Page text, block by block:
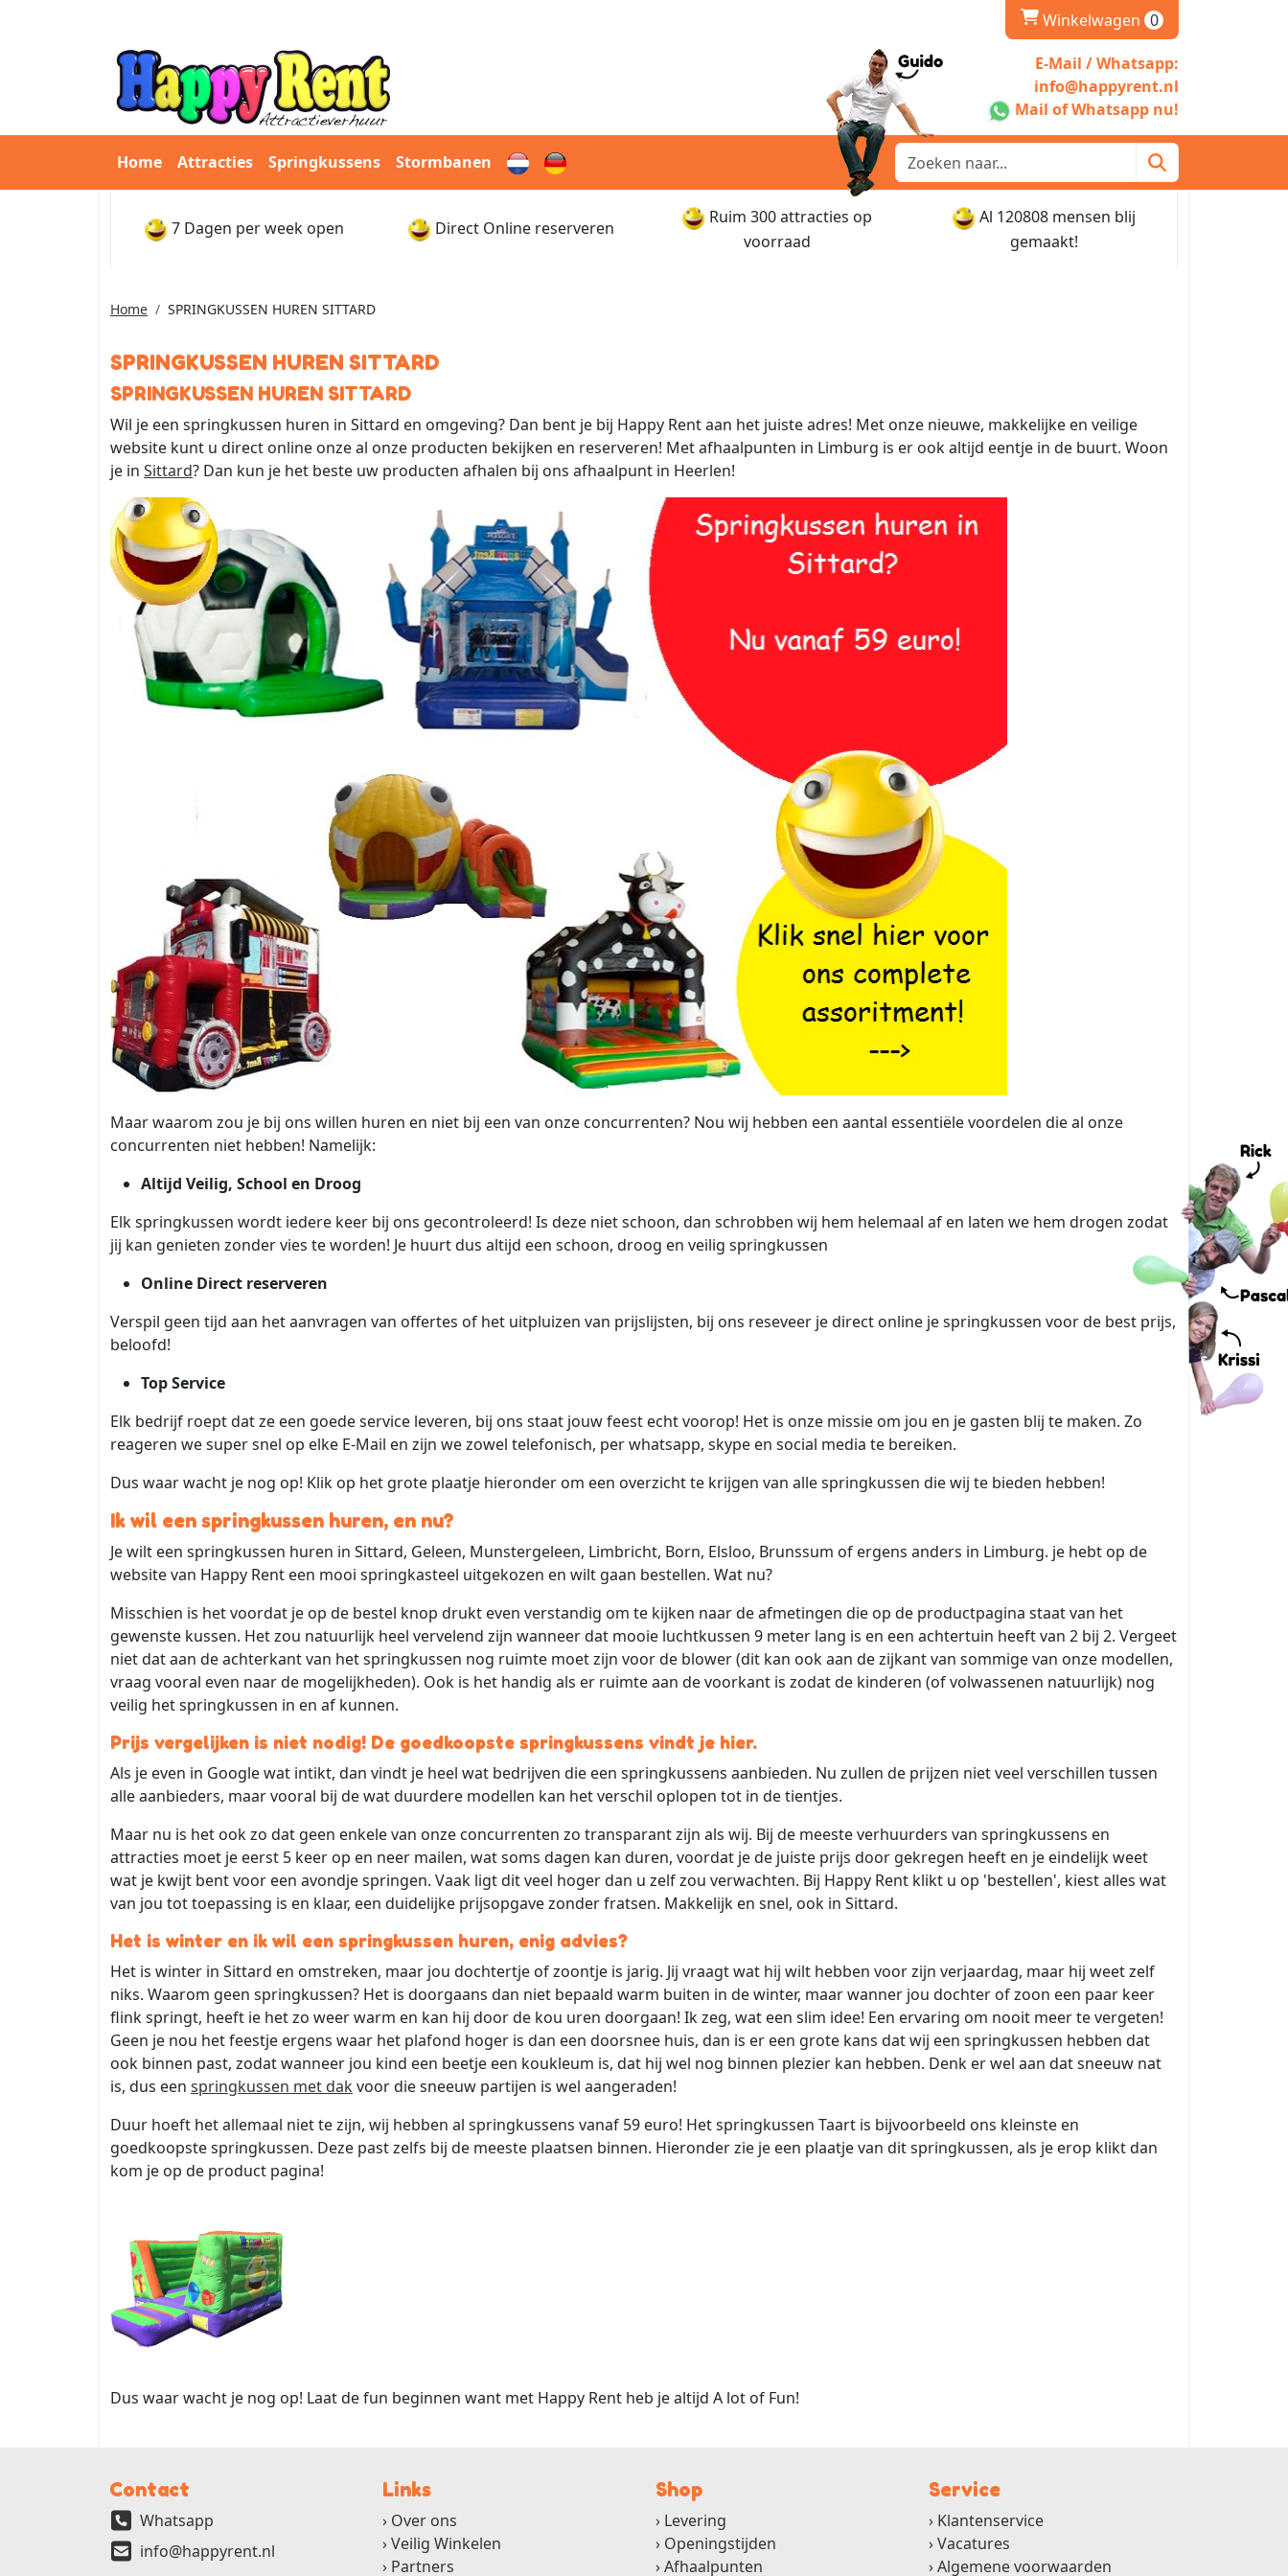
winkelwagen
Winkelwagen 0
E-Mail / Whatsapp:
info@happyrent.nl
Mail of Whatsapp nu!
Home Attracties Springkussens Stormbanen
7 Dagen per week open Direct Online reserveren
Ruim 300 attracties op
voorraad
Al 120808 mensen blij
gemaakt!
Home SPRINGKUSSEN HUREN SITTARD
SPRINGKUSSEN HUREN SITTARD
SPRINGKUSSEN HUREN SITTARD
Wil je een springkussen huren in Sittard en omgeving? Dan bent je bij Happy Rent aan het juiste adres! Met onze nieuwe, makkelijke en veilige
website kunt u direct online onze al onze producten bekijken en reserveren! Met afhaalpunten in Limburg is er ook altijd eentje in de buurt. Woon
je in Sittard? Dan kun je het beste uw producten afhalen bij ons afhaalpunt in Heerlen!
Maar waarom zou je bij ons willen huren en niet bij een van onze concurrenten? Nou wij hebben een aantal essentiële voordelen die al onze
concurrenten niet hebben! Namelijk:
Altijd Veilig, School en Droog
Elk springkussen wordt iedere keer bij ons gecontroleerd! Is deze niet schoon, dan schrobben wij hem helemaal af en laten we hem drogen zodat
jij kan genieten zonder vies te worden! Je huurt dus altijd een schoon, droog en veilig springkussen
Online Direct reserveren
Verspil geen tijd aan het aanvragen van offertes of het uitpluizen van prijslijsten, bij ons reseveer je direct online je springkussen voor de best prijs,
beloofd!
Top Service
Elk bedrijf roept dat ze een goede service leveren, bij ons staat jouw feest echt voorop! Het is onze missie om jou en je gasten blij te maken. Zo
reageren we super snel op elke E-Mail en zijn we zowel telefonisch, per whatsapp, skype en social media te bereiken.
Dus waar wacht je nog op! Klik op het grote plaatje hieronder om een overzicht te krijgen van alle springkussen die wij te bieden hebben!
Ik wil een springkussen huren, en nu?
Je wilt een springkussen huren in Sittard, Geleen, Munstergeleen, Limbricht, Born, Elsloo, Brunssum of ergens anders in Limburg. je hebt op de
website van Happy Rent een mooi springkasteel uitgekozen en wilt gaan bestellen. Wat nu?
Misschien is het voordat je op de bestel knop drukt even verstandig om te kijken naar de afmetingen die op de productpagina staat van het
gewenste kussen. Het zou natuurlijk heel vervelend zijn wanneer dat mooie luchtkussen 9 meter lang is en een achtertuin heeft van 2 bij 2. Vergeet
niet dat aan de achterkant van het springkussen nog ruimte moet zijn voor de blower (dit kan ook aan de zijkant van sommige van onze modellen,
vraag vooral even naar de mogelijkheden). Ook is het handig als er ruimte aan de voorkant is zodat de kinderen (of volwassenen natuurlijk) nog
veilig het springkussen in en af kunnen.
Prijs vergelijken is niet nodig! De goedkoopste springkussens vindt je hier.
Als je even in Google wat intikt, dan vindt je heel wat bedrijven die een springkussens aanbieden. Nu zullen de prijzen niet veel verschillen tussen
alle aanbieders, maar vooral bij de wat duurdere modellen kan het verschil oplopen tot in de tientjes.
Maar nu is het ook zo dat geen enkele van onze concurrenten zo transparant zijn als wij. Bij de meeste verhuurders van springkussens en
attracties moet je eerst 5 keer op en neer mailen, wat soms dagen kan duren, voordat je de juiste prijs door gekregen heeft en je eindelijk weet
wat je kwijt bent voor een avondje springen. Vaak ligt dit veel hoger dan u zelf zou verwachten. Bij Happy Rent klikt u op 'bestellen', kiest alles wat
van jou tot toepassing is en klaar, een duidelijke prijsopgave zonder fratsen. Makkelijk en snel, ook in Sittard.
Het is winter en ik wil een springkussen huren, enig advies?
Het is winter in Sittard en omstreken, maar jou dochtertje of zoontje is jarig. Jij vraagt wat hij wilt hebben voor zijn verjaardag, maar hij weet zelf
niks. Waarom geen springkussen? Het is doorgaans dan niet bepaald warm buiten in de winter, maar wanner jou dochter of zoon een paar keer
flink springt, heeft ie het zo weer warm en kan hij door de kou uren doorgaan! Ik zeg, wat een slim idee! Een ervaring om nooit meer te vergeten!
Geen je nou het feestje ergens waar het plafond hoger is dan een doorsnee huis, dan is er een grote kans dat wij een springkussen hebben dat
ook binnen past, zodat wanneer jou kind een beetje een koukleum is, dat hij wel nog binnen plezier kan hebben. Denk er wel aan dat sneeuw nat
is, dus een springkussen met dakvoor die sneeuw partijen is wel aangeraden!
Duur hoeft het allemaal niet te zijn, wij hebben al springkussens vanaf 59 euro! Het springkussen Taart is bijvoorbeeld ons kleinste en
goedkoopste springkussen. Deze past zelfs bij de meeste plaatsen binnen. Hieronder zie je een plaatje van dit springkussen, als je erop klikt dan
kom je op de product pagina!
Dus waar wacht je nog op! Laat de fun beginnen want met Happy Rent heb je altijd A lot of Fun!
Contact
Whatsapp
info@happyrent.nl
Links
Over ons
Veilig Winkelen
Partners
Shop
Levering
Openingstijden
Afhaalpunten
Service
Klantenservice
Vacatures
Algemene voorwaarden